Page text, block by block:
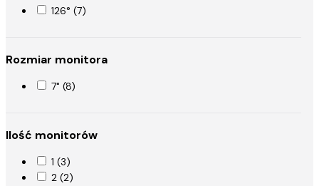
126° (7)
Rozmiar monitora
7" (8)
Ilość monitorów
1 (3)
2 (2)